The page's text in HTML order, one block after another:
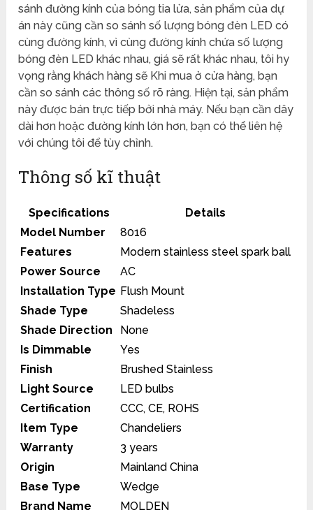
sánh đường kính của bóng tia lửa, sản phẩm của dự
án này cũng cần so sánh số lượng bóng đèn LED có
cùng đường kính, vì cùng đường kính chứa số lượng
bóng đèn LED khác nhau, giá sẽ rất khác nhau, tôi hy
vọng rằng khách hàng sẽ Khi mua ở cửa hàng, bạn
cần so sánh các thông số rõ ràng. Hiện tại, sản phẩm
này được bán trực tiếp bởi nhà máy. Nếu bạn cần dây
dài hơn hoặc đường kính lớn hơn, bạn có thể liên hệ
với chúng tôi để tùy chỉnh.
Thông số kĩ thuật
Specifications
Details
Model Number
8016
Features
Modern stainless steel spark ball
Power Source
AC
Installation Type Flush Mount
Shade Type
Shadeless
Shade Direction
None
Is Dimmable
Yes
Finish
Brushed Stainless
Light Source
LED bulbs
Certification
CCC, CE, ROHS
Item Type
Chandeliers
Warranty
3 years
Origin
Mainland China
Base Type
Wedge
Brand Name
MOLDEN